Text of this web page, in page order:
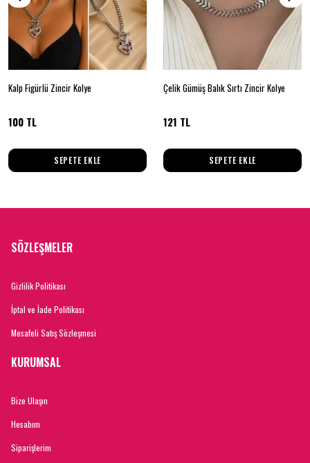
Kalp Figürlü Zincir Kolye
100 TL
SEPETE EKLE
Çelik Gümüş Balık Sırtı Zincir Kolye
121 TL
SEPETE EKLE
SÖZLEŞMELER
Gizlilik Politikası
İptal ve İade Politikası
Mesafeli Satış Sözleşmesi
KURUMSAL
Bize Ulaşın
Hesabım
Siparişlerim